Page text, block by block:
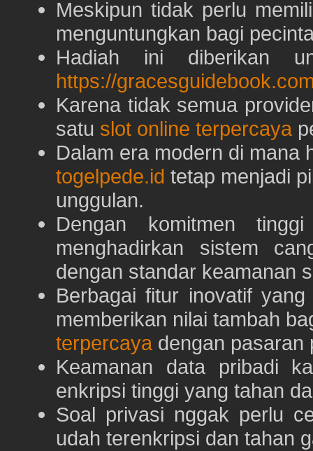
Meskipun tidak perlu
menguntungkan bagi
Hadiah ini diberikan
https://
Karena tidak semua
satu slot online terpercaya
Dalam era modern di mana
togelpede.id tetap menjadi
unggulan.
Dengan komitmen
menghadirkan sistem
dengan standar keamanan
Berbagai fitur inovatif
memberikan nilai tambah
terpercaya dengan pasaran
Keamanan data pribadi
enkripsi tinggi yang tahan
Soal privasi nggak perlu
udah terenkripsi dan tahan